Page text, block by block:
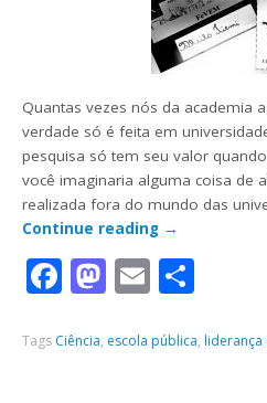
Quantas vezes nós da academia
verdade só é feita em
pesquisa só tem seu valor
você imaginaria alguma coisa de
realizada fora do mundo das
Continue reading →
Facebook
Mastodon
Email
Tags Ciência, escola pública, liderança